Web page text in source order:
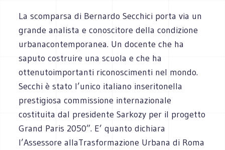
La scomparsa di Bernardo Secchici porta via un
grande analista e conoscitore della condizione
urbanacontemporanea. Un docente che ha
saputo costruire una scuola e che ha
ottenutoimportanti riconoscimenti nel mondo.
Secchi è stato l’unico italiano inseritonella
prestigiosa commissione internazionale
costituita dal presidente Sarkozy per il progetto
Grand Paris 2050”. E’ quanto dichiara
l’Assessore allaTrasformazione Urbana di Roma